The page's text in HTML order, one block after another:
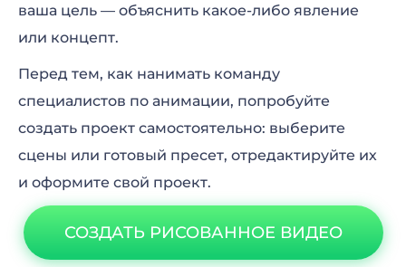
ваша цель — объяснить какое-либо явление
или концепт.
Перед тем, как нанимать команду
специалистов по анимации, попробуйте
создать проект самостоятельно: выберите
сцены или готовый пресет, отредактируйте их
и оформите свой проект.
СОЗДАТЬ РИСОВАННОЕ ВИДЕО